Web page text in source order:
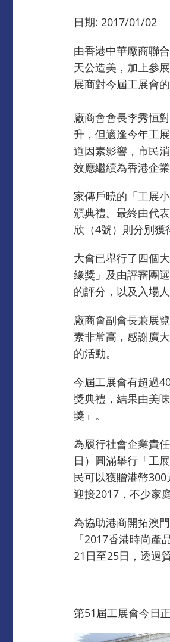
日期: 2017/01/02
由香港中華廠商聯
天公造美，加上參
展商對今屆工展會
廠商會會長李秀恒
升，但適逢今年工
道因素影響，市民
效應繼續為香港企
家傳戶曉的「工展
頒典禮。最終由代
欣（4號）則分別獲
大會已舉行了四個
緣獎」及由評審團
的評分，以及入場
廠商會副會長兼展
素非常高，感謝廣
的活動。
今屆工展會有超過
獎典禮，結果由美
獎」。
為履行社會企業責
日）圓滿舉行「工
民可以獲贈港幣
迎接2017，不少家
為協助港商開拓澳
「2017香港時尚
21日至25日，透過
第51屆工展會今日